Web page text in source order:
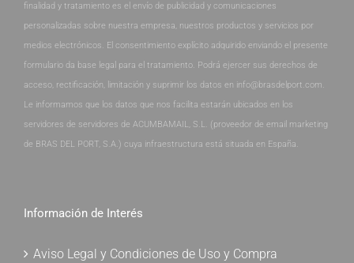
finalidad y tratamiento es el envío de publicidad y comunicaciones
personalizadas sobre nuestra empresa, nuestros productos y servicios por
medios electrónicos. El consentimiento explícito adquirido enviando el presente
formulario da base legal para el tratamiento. Podrá ejercer sus derechos de
acceso, rectificación, limitación y suprimir los datos en info@brasdelport.com.
Le informamos que los datos que nos facilita estarán ubicados en los
servidores de servidores de ACUMBAMAIL, S.L. (proveedor de email marketing
de BRAS DEL PORT, S.A.) cuya infraestructura está situada en España.
Información de Interés
Aviso Legal y Condiciones de Uso y Compra